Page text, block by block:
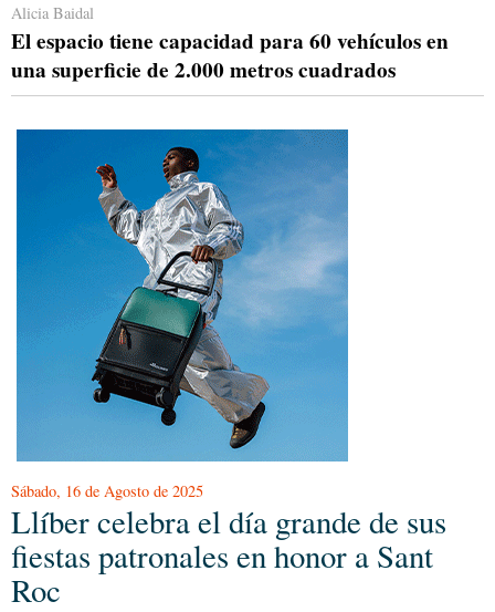
Alicia Baidal
El espacio tiene capacidad para 60 vehículos en
una superficie de 2.000 metros cuadrados
Sábado, 16 de Agosto de 2025
Llíber celebra el día grande de sus
fiestas patronales en honor a Sant
Roc